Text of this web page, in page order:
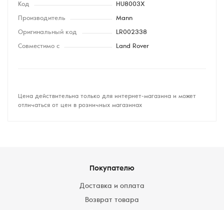
Код HU8003X
Производитель Mann
Оригинальный код LR002338
Совместимо с Land Rover
Цена действительна только для интернет-магазина и может
отличаться от цен в розничных магазинах
Покупателю
Доставка и оплата
Возврат товара